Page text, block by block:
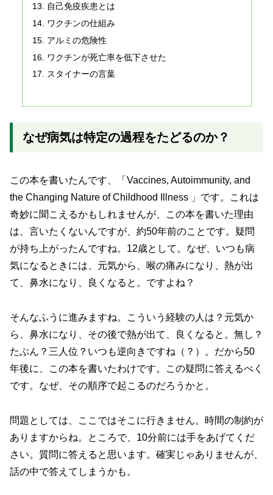
自己免疫疾患とは
ワクチンの仕組み
アルミの危険性
ワクチンが死亡率を低下させた
スタイナーの言葉
なぜ病気は特定の過程をたどるのか？
この本を書いたんです、「Vaccines, Autoimmunity, and
the Changing Nature of Childhood Illness 」です。これは
奇妙に聞こえるかもしれませんが、この本を書いた理由
は、言いたくないんですが、約50年前のことです。疑問
が持ち上がったんですね。12歳として。なぜ、いつも病
気になるときには、元気から、喉の痛みになり、熱が出
て、鼻水になり、良くなると。ですよね？
そんなふうに進みますね。こういう経験の人は？元気か
ら、鼻水になり、その後で熱が出て、良くなると。無し？
たぶん？三人位？いつも逆向きですね（？）。だから50
年後に、この本を書いたわけです。この疑問に答えるべく
です。なぜ、その順序で起こるのだろうかと。
問題としては、ここではそこに行きません。時間の制約が
ありますからね。ところで、10分前には手をあげてくだ
さい。質問に答えると思います。確実じゃありませんが、
話の中で答えてしまうかも。